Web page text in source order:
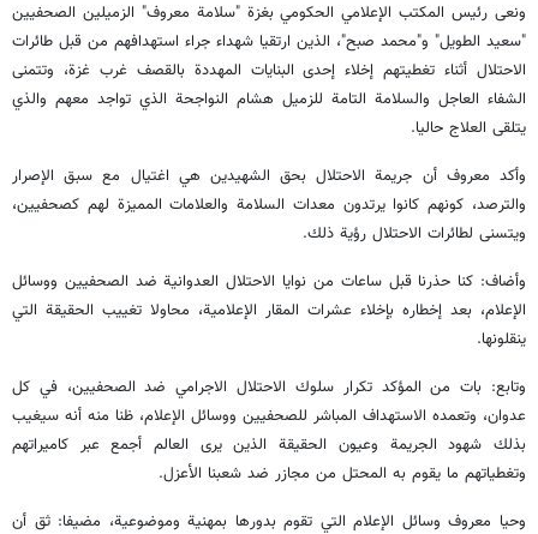
ونعى رئيس المكتب الإعلامي الحكومي بغزة "سلامة معروف" الزميلين الصحفيين
"سعيد الطويل" و"محمد صبح"، الذين ارتقيا شهداء جراء استهدافهم من قبل طائرات
الاحتلال أثناء تغطيتهم إخلاء إحدى البنايات المهددة بالقصف غرب غزة، وتتمنى
الشفاء العاجل والسلامة التامة للزميل هشام النواجحة الذي تواجد معهم والذي
يتلقى العلاج حاليا.
وأكد معروف أن جريمة الاحتلال بحق الشهيدين هي اغتيال مع سبق الإصرار
والترصد، كونهم كانوا يرتدون معدات السلامة والعلامات المميزة لهم كصحفيين،
ويتسنى لطائرات الاحتلال رؤية ذلك.
وأضاف: كنا حذرنا قبل ساعات من نوايا الاحتلال العدوانية ضد الصحفيين ووسائل
الإعلام، بعد إخطاره بإخلاء عشرات المقار الإعلامية، محاولا تغييب الحقيقة التي
ينقلونها.
وتابع: بات من المؤكد تكرار سلوك الاحتلال الاجرامي ضد الصحفيين، في كل
عدوان، وتعمده الاستهداف المباشر للصحفيين ووسائل الإعلام، ظنا منه أنه سيغيب
بذلك شهود الجريمة وعيون الحقيقة الذين يرى العالم أجمع عبر كاميراتهم
وتغطياتهم ما يقوم به المحتل من مجازر ضد شعبنا الأعزل.
وحيا معروف وسائل الإعلام التي تقوم بدورها بمهنية وموضوعية، مضيفا: ثق أن